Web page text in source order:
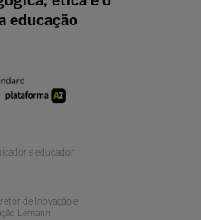
educação
e educador
de Inovação e
Lemann